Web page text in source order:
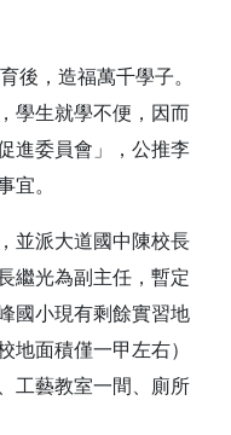
後，造福萬千學子。
學生就學不便，因而
進委員會」，公推李
宜。
並派大道國中陳校長
繼光為副主任，暫定
國小現有剩餘實習地
地面積僅一甲左右）
工藝教室一間、廁所